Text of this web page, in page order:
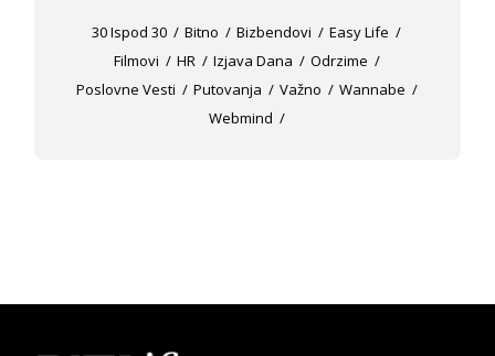
30 Ispod 30 Bitno Bizbendovi
Easy Life
Filmovi
HR Izjava Dana
Odrzime
Poslovne Vesti
Putovanja Važno
Wannabe
Webmind